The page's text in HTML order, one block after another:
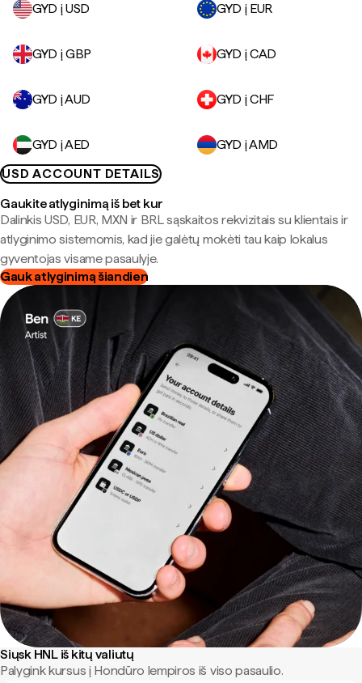
GYD į USD
GYD į EUR
GYD į GBP GYD į CAD
GYD į AUD GYD į CHF
GYD į AED
GYD į AMD
USD ACCOUNT DETAILS
Gaukite atlyginimą iš bet kur
Dalinkis USD, EUR, MXN ir BRL sąskaitos rekvizitais su klientais ir
atlyginimo sistemomis, kad jie galėtų mokėti tau kaip lokalus
gyventojas visame pasaulyje.
Gauk atlyginimą šiandien
Siųsk HNL iš kitų valiutų
Palygink kursus į Hondūro lempiros iš viso pasaulio.